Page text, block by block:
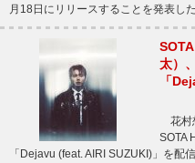
月18日にリリースすることを発表
太）
「
花村
SOTA
「Dejavu (feat. AIRI SUZUKI)」を